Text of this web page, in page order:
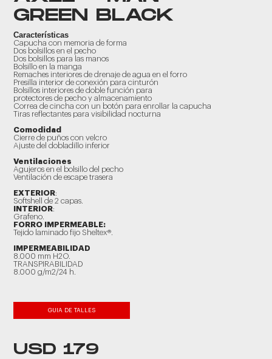
GREEN BLACK
Características
Capucha con memoria de forma
Dos bolsillos en el pecho
Dos bolsillos para las manos
Bolsillo en la manga
Remaches interiores de drenaje de agua en el forro
Presilla interior de conexión para cinturón
Bolsillos interiores de doble función para
protectores de pecho y almacenamiento
Correa de cincha con un botón para enrollar la capucha
Tiras reflectantes para visibilidad nocturna
Comodidad
Cierre de puños con velcro
Ajuste del dobladillo inferior
Ventilaciones
Agujeros en el bolsillo del pecho
Ventilación de escape trasera
EXTERIOR:
Softshell de 2 capas.
INTERIOR:
Grafeno.
FORRO IMPERMEABLE:
Tejido laminado fijo Sheltex®.
IMPERMEABILIDAD
8.000 mm H2O.
TRANSPIRABILIDAD
8.000 g/m2/24 h.
GUIA DE TALLES
USD 179